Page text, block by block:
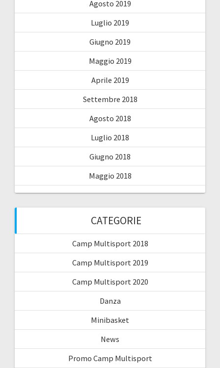
Agosto 2019
Luglio 2019
Giugno 2019
Maggio 2019
Aprile 2019
Settembre 2018
Agosto 2018
Luglio 2018
Giugno 2018
Maggio 2018
CATEGORIE
Camp Multisport 2018
Camp Multisport 2019
Camp Multisport 2020
Danza
Minibasket
News
Promo Camp Multisport